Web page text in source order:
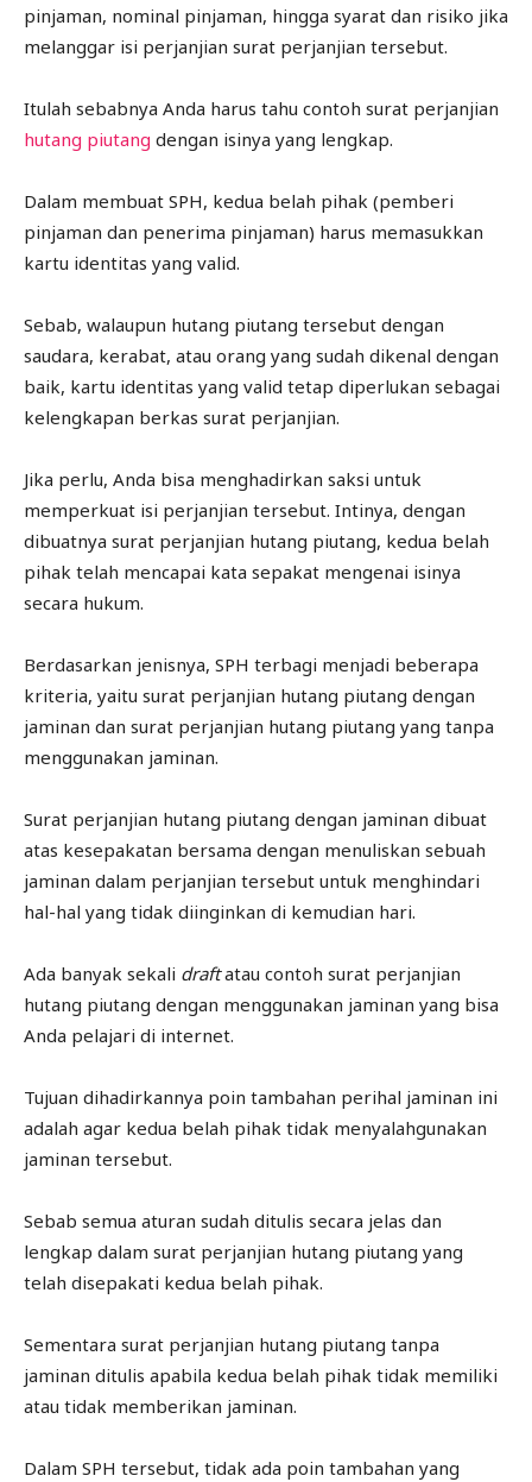
pinjaman, nominal pinjaman, hingga syarat dan risiko jika
melanggar isi perjanjian surat perjanjian tersebut.
Itulah sebabnya Anda harus tahu contoh surat perjanjian
hutang piutang dengan isinya yang lengkap.
Dalam membuat SPH, kedua belah pihak (pemberi
pinjaman dan penerima pinjaman) harus memasukkan
kartu identitas yang valid.
Sebab, walaupun hutang piutang tersebut dengan
saudara, kerabat, atau orang yang sudah dikenal dengan
baik, kartu identitas yang valid tetap diperlukan sebagai
kelengkapan berkas surat perjanjian.
Jika perlu, Anda bisa menghadirkan saksi untuk
memperkuat isi perjanjian tersebut. Intinya, dengan
dibuatnya surat perjanjian hutang piutang, kedua belah
pihak telah mencapai kata sepakat mengenai isinya
secara hukum.
Berdasarkan jenisnya, SPH terbagi menjadi beberapa
kriteria, yaitu surat perjanjian hutang piutang dengan
jaminan dan surat perjanjian hutang piutang yang tanpa
menggunakan jaminan.
Surat perjanjian hutang piutang dengan jaminan dibuat
atas kesepakatan bersama dengan menuliskan sebuah
jaminan dalam perjanjian tersebut untuk menghindari
hal-hal yang tidak diinginkan di kemudian hari.
Ada banyak sekali draftatau contoh surat perjanjian
hutang piutang dengan menggunakan jaminan yang bisa
Anda pelajari di internet.
Tujuan dihadirkannya poin tambahan perihal jaminan ini
adalah agar kedua belah pihak tidak menyalahgunakan
jaminan tersebut.
Sebab semua aturan sudah ditulis secara jelas dan
lengkap dalam surat perjanjian hutang piutang yang
telah disepakati kedua belah pihak.
Sementara surat perjanjian hutang piutang tanpa
jaminan ditulis apabila kedua belah pihak tidak memiliki
atau tidak memberikan jaminan.
Dalam SPH tersebut, tidak ada poin tambahan yang